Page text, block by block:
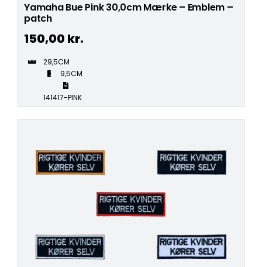
Yamaha Bue Pink 30,0cm Mærke – Emblem –
patch
150,00 kr.
29,5CM
9,5CM
141417-PINK